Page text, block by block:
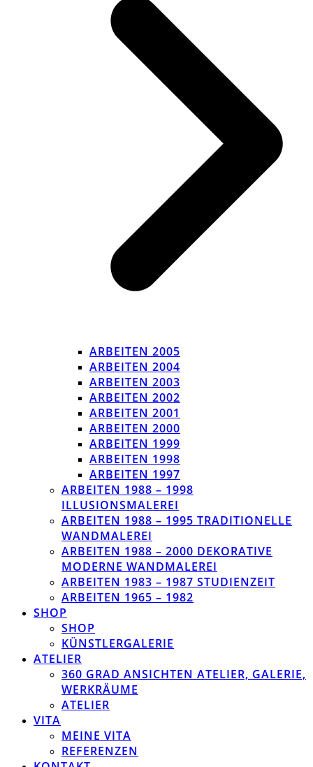
ARBEITEN 2005
ARBEITEN 2004
ARBEITEN 2003
ARBEITEN 2002
ARBEITEN 2001
ARBEITEN 2000
ARBEITEN 1999
ARBEITEN 1998
ARBEITEN 1997
ARBEITEN 1988 – 1998
ILLUSIONSMALEREI
ARBEITEN 1988 – 1995 TRADITIONELLE
WANDMALEREI
ARBEITEN 1988 – 2000 DEKORATIVE
MODERNE WANDMALEREI
ARBEITEN 1983 – 1987 STUDIENZEIT
ARBEITEN 1965 – 1982
SHOP
SHOP
KÜNSTLERGALERIE
ATELIER
360 GRAD ANSICHTEN ATELIER, GALERIE,
WERKRÄUME
ATELIER
VITA
MEINE VITA
REFERENZEN